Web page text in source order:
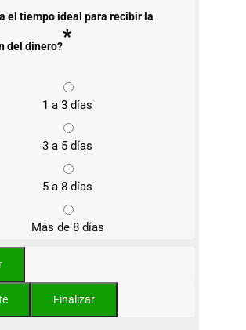
el tiempo ideal para recibir la
del dinero?*
1 a 3 días
3 a 5 días
5 a 8 días
Más de 8 días